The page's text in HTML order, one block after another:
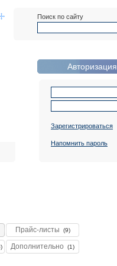
Поиск по сайту
Авторизация
Зарегистрироваться
Напомнить пароль
Прайс-листы (9)
Дополнительно (1)